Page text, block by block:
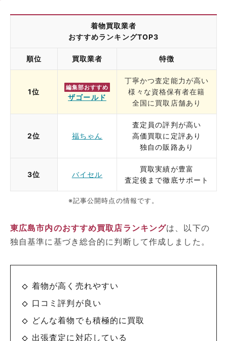
着物買取業者
おすすめランキングTOP3
順位 買取業者 特徴
1位
編集部おすすめ
ザゴールド
丁寧かつ査定能力が高い
様々な資格保有者在籍
全国に買取店舗あり
2位 福ちゃん
査定員の評判が高い
高価買取に定評あり
独自の販路あり
3位 バイセル
買取実績が豊富
査定後まで徹底サポート
※記事公開時点の情報です。
東広島市内のおすすめ買取店ランキングは、以下の
独自基準に基づき総合的に判断して作成しました。
着物が高く売れやすい
口コミ評判が良い
どんな着物でも積極的に買取
出張査定に対応している